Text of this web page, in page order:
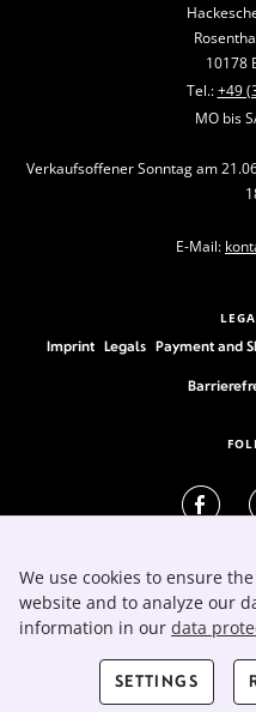
10178
Tel.:+49
MO bis
Verkaufsoffener Sonntag am
E-Mail:
Imprint Legals Payment and
We use cookies to ensure
website and to analyze our
information in our data
SETTINGS